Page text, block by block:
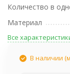
Количество в
Материал
Все
В наличии